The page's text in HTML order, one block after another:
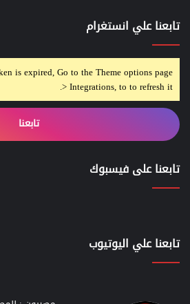
تابعنا علي انستغرام
is expired, Go to the Theme options page
> Integrations, to to refresh it.
تابعنا
تابعنا على فيسبوك
تابعنا علي اليوتيوب